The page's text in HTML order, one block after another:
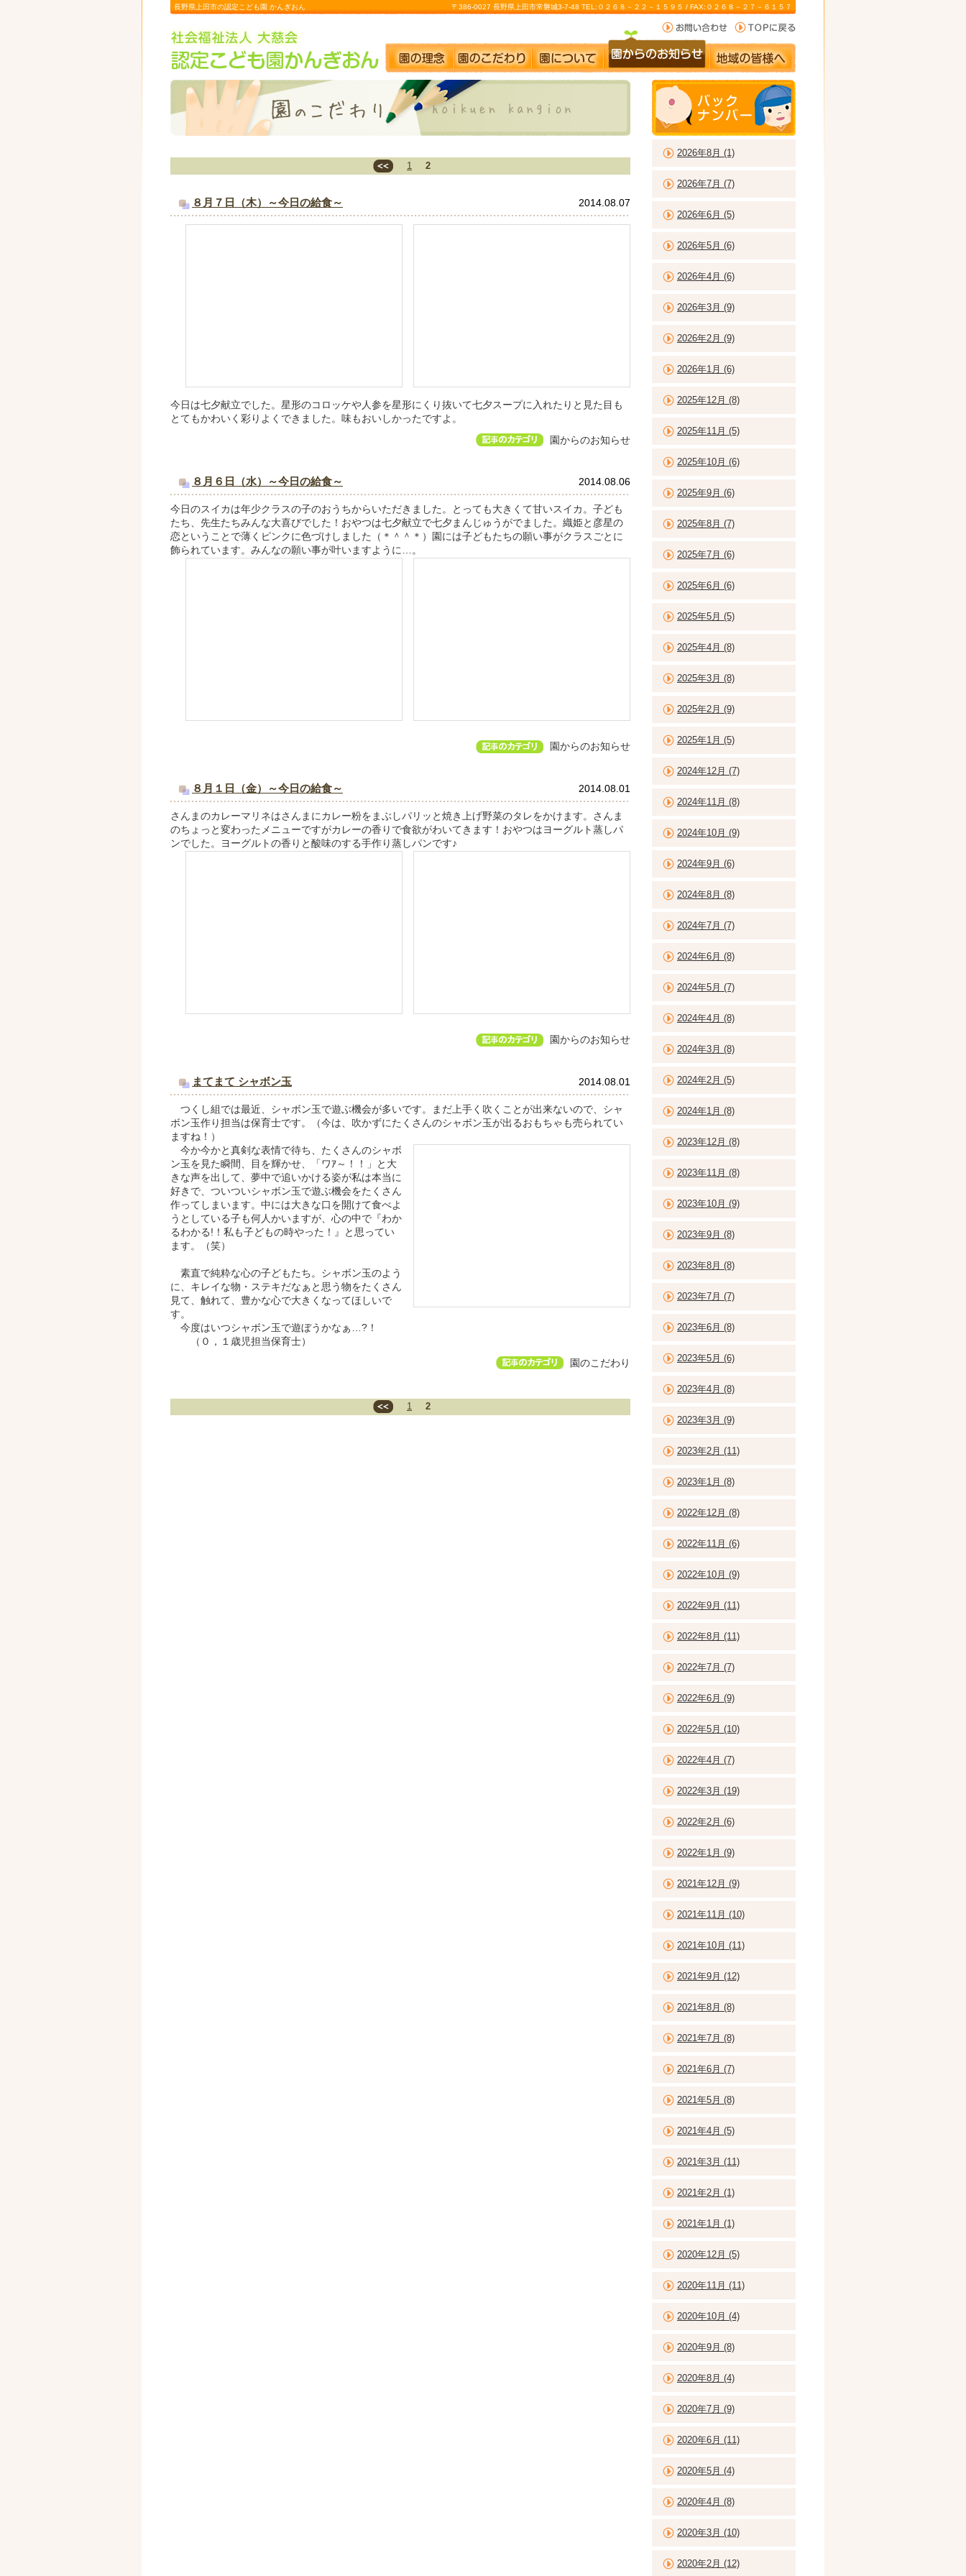
長野県上田市の認定こども園 かんぎおん 〒386-0027 長野県上田市常磐城3-7-48 TEL:０２６８－２２－１５９５ / FAX:０２６８－２７－６１５７
1 2
８月７日（木）～今日の給食～ 2014.08.07
今日は七夕献立でした。星形のコロッケや人参を星形にくり抜いて七夕スープに入れたりと見た目も
とてもかわいく彩りよくできました。味もおいしかったですよ。
園からのお知らせ
８月６日（水）～今日の給食～ 2014.08.06
今日のスイカは年少クラスの子のおうちからいただきました。とっても大きくて甘いスイカ。子ども
たち、先生たちみんな大喜びでした！おやつは七夕献立で七夕まんじゅうがでました。織姫と彦星の
恋ということで薄くピンクに色づけしました（＊＾＾＊）園には子どもたちの願い事がクラスごとに
飾られています。みんなの願い事が叶いますように…。
園からのお知らせ
８月１日（金）～今日の給食～ 2014.08.01
さんまのカレーマリネはさんまにカレー粉をまぶしパリッと焼き上げ野菜のタレをかけます。さんま
のちょっと変わったメニューですがカレーの香りで食欲がわいてきます！おやつはヨーグルト蒸しパ
ンでした。ヨーグルトの香りと酸味のする手作り蒸しパンです♪
園からのお知らせ
まてまて シャボン玉 2014.08.01
つくし組では最近、シャボン玉で遊ぶ機会が多いです。まだ上手く吹くことが出来ないので、シャ
ボン玉作り担当は保育士です。（今は、吹かずにたくさんのシャボン玉が出るおもちゃも売られてい
ますね！）
今か今かと真剣な表情で待ち、たくさんのシャボ
ン玉を見た瞬間、目を輝かせ、「ワｱ～！！」と大
きな声を出して、夢中で追いかける姿が私は本当に
好きで、ついついシャボン玉で遊ぶ機会をたくさん
作ってしまいます。中には大きな口を開けて食べよ
うとしている子も何人かいますが、心の中で『わか
るわかる!！私も子どもの時やった！』と思ってい
ます。（笑）
素直で純粋な心の子どもたち。シャボン玉のよう
に、キレイな物・ステキだなぁと思う物をたくさん
見て、触れて、豊かな心で大きくなってほしいで
す。
今度はいつシャボン玉で遊ぼうかなぁ…?！
（０，１歳児担当保育士）
園のこだわり
1 2
2026年8月 (1)
2026年7月 (7)
2026年6月 (5)
2026年5月 (6)
2026年4月 (6)
2026年3月 (9)
2026年2月 (9)
2026年1月 (6)
2025年12月 (8)
2025年11月 (5)
2025年10月 (6)
2025年9月 (6)
2025年8月 (7)
2025年7月 (6)
2025年6月 (6)
2025年5月 (5)
2025年4月 (8)
2025年3月 (8)
2025年2月 (9)
2025年1月 (5)
2024年12月 (7)
2024年11月 (8)
2024年10月 (9)
2024年9月 (6)
2024年8月 (8)
2024年7月 (7)
2024年6月 (8)
2024年5月 (7)
2024年4月 (8)
2024年3月 (8)
2024年2月 (5)
2024年1月 (8)
2023年12月 (8)
2023年11月 (8)
2023年10月 (9)
2023年9月 (8)
2023年8月 (8)
2023年7月 (7)
2023年6月 (8)
2023年5月 (6)
2023年4月 (8)
2023年3月 (9)
2023年2月 (11)
2023年1月 (8)
2022年12月 (8)
2022年11月 (6)
2022年10月 (9)
2022年9月 (11)
2022年8月 (11)
2022年7月 (7)
2022年6月 (9)
2022年5月 (10)
2022年4月 (7)
2022年3月 (19)
2022年2月 (6)
2022年1月 (9)
2021年12月 (9)
2021年11月 (10)
2021年10月 (11)
2021年9月 (12)
2021年8月 (8)
2021年7月 (8)
2021年6月 (7)
2021年5月 (8)
2021年4月 (5)
2021年3月 (11)
2021年2月 (1)
2021年1月 (1)
2020年12月 (5)
2020年11月 (11)
2020年10月 (4)
2020年9月 (8)
2020年8月 (4)
2020年7月 (9)
2020年6月 (11)
2020年5月 (4)
2020年4月 (8)
2020年3月 (10)
2020年2月 (12)